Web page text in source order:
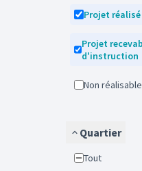
Projet réalisé
Projet recevable, en cours
d'instruction
Non réalisable
Quartier
Tout